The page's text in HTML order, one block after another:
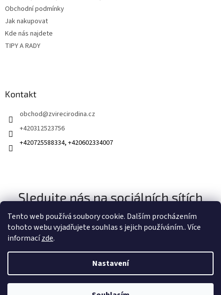
Tento web používá soubory cookie. Dalším procházením
tohoto webu vyjadřujete souhlas s jejich používáním.. Více
informacízde.
Nastavení
Obchodní podmínky
Jak nakupovat
Kde nás najdete
TIPY A RADY
Kontakt
obchod@zvirecirodina.cz
+420312523756
+420725588334, +420602334007
Sledujte nás na sociálních sítích
Vytvořil Shoptet